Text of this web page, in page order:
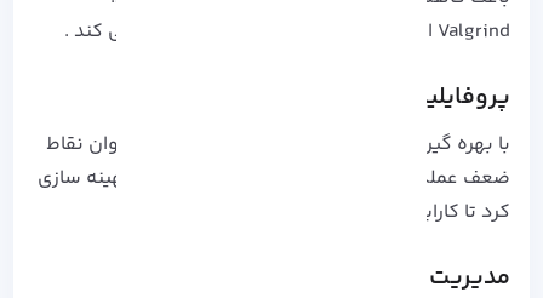
Valgrind این خطاها را با دقت و جزئیات گزارش می‌ کند .
پروفایلینگ و بهینه سازی عملکرد:
با بهره‌ گیری از ابزارهایی مانند perf و gprof می‌ توان نقاط
ضعف عملکردی کد را شناسایی کرده و آن‌ ها را بهینه سازی
کرد تا کارایی و سرعت سیستم افزایش یابد.
مدیریت پروژه های چندفایلی: